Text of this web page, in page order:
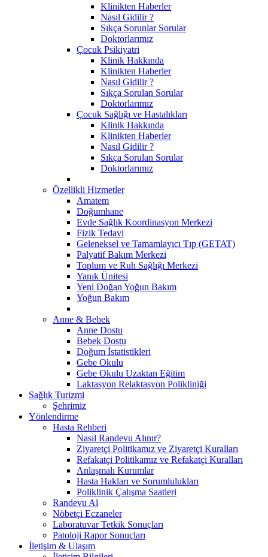
Klinikten Haberler
Nasıl Gidilir ?
Sıkça Sorunlar Sorular
Doktorlarımız
Çocuk Psikiyatri
Klinik Hakkında
Klinikten Haberler
Nasıl Gidilir ?
Sıkça Sorulan Sorular
Doktorlarımız
Çocuk Sağlığı ve Hastalıkları
Klinik Hakkında
Klinikten Haberler
Nasıl Gidilir ?
Sıkça Sorulan Sorular
Doktorlarımız
Özellikli Hizmetler
Amatem
Doğumhane
Evde Sağlık Koordinasyon Merkezi
Fizik Tedavi
Geleneksel ve Tamamlayıcı Tıp (GETAT)
Palyatif Bakım Merkezi
Toplum ve Ruh Sağlığı Merkezi
Yanık Ünitesi
Yeni Doğan Yoğun Bakım
Yoğun Bakım
Anne & Bebek
Anne Dostu
Bebek Dostu
Doğum İstatistikleri
Gebe Okulu
Gebe Okulu Uzaktan Eğitim
Laktasyon Relaktasyon Polikliniği
Sağlık Turizmi
Şehrimiz
Yönlendirme
Hasta Rehberi
Nasıl Randevu Alınır?
Ziyaretçi Politikamız ve Ziyaretçi Kuralları
Refakatçi Politikamız ve Refakatçi Kuralları
Anlaşmalı Kurumlar
Hasta Hakları ve Sorumlulukları
Poliklinik Çalışma Saatleri
Randevu Al
Nöbetçi Eczaneler
Laboratuvar Tetkik Sonuçları
Patoloji Rapor Sonuçları
İletişim & Ulaşım